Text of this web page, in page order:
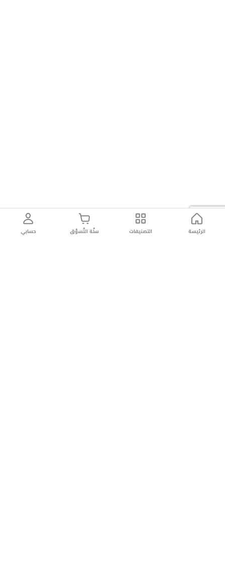
الرئيسة التصنيفات سلّة التّسوّق حسابي